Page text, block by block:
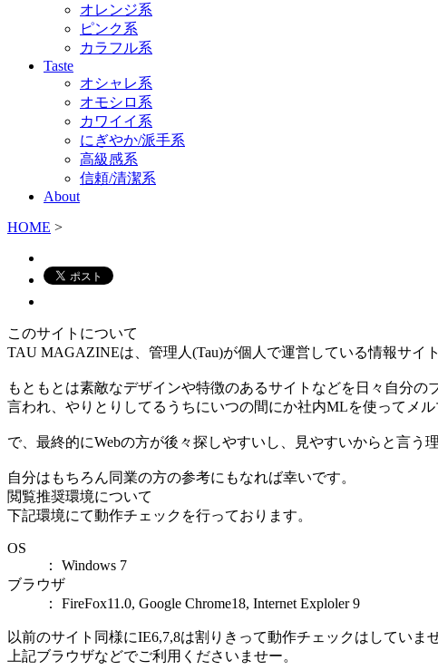
オレンジ系
ピンク系
カラフル系
Taste
オシャレ系
オモシロ系
カワイイ系
にぎやか/派手系
高級感系
信頼/清潔系
About
HOME >
このサイトについて
TAU MAGAZINEは、管理人(Tau)が個人で運営している情報サイト
もともとは素敵なデザインや特徴のあるサイトなどを日々自分
言われ、やりとりしてるうちにいつの間にか社内MLを使ってメ
で、最終的にWebの方が後々探しやすいし、見やすいからと言う
自分はもちろん同業の方の参考にもなれば幸いです。
閲覧推奨環境について
下記環境にて動作チェックを行っております。
OS
： Windows 7
ブラウザ
： FireFox11.0, Google Chrome18, Internet Exploler 9
以前のサイト同様にIE6,7,8は割りきって動作チェックはしていま
上記ブラウザなどでご利用くださいませー。